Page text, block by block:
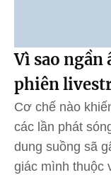
Vì sao
phiên
Cơ chế nào
các lần phát
dung suồng sã
giác mình thuộc